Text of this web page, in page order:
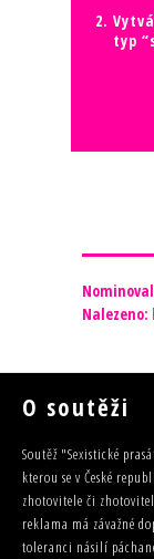
typ
Nalezeno:
O soutěži
Soutěž "Sexistické
kterou se v České
zhotovitele či
reklama má závažné
toleranci násilí